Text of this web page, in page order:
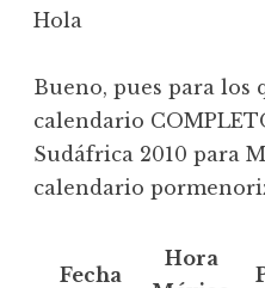
Hola
Bueno, pues para los
calendario
Sudáfrica 2010 para
calendario
Fecha
Hora